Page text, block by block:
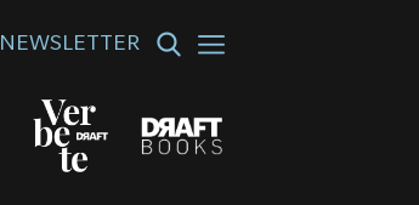
NEWSLETTER